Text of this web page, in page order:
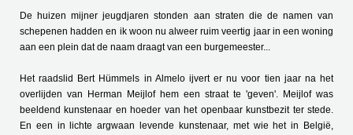
De huizen mijner jeugdjaren stonden aan straten die de namen van
schepenen hadden en ik woon nu alweer ruim veertig jaar in een woning
aan een plein dat de naam draagt van een burgemeester...
Het raadslid Bert Hümmels in Almelo ijvert er nu voor tien jaar na het
overlijden van Herman Meijlof hem een straat te 'geven'. Meijlof was
beeldend kunstenaar en hoeder van het openbaar kunstbezit ter stede.
En een in lichte argwaan levende kunstenaar, met wie het in België,